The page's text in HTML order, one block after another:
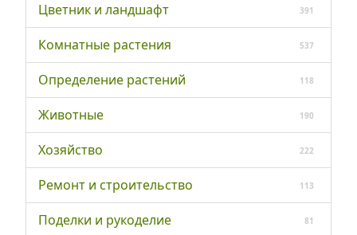
Цветник и ландшафт 391
Комнатные растения 537
Определение растений 118
Животные 190
Хозяйство 222
Ремонт и строительство 113
Поделки и рукоделие 81